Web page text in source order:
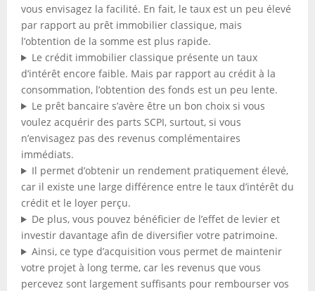
vous envisagez la facilité. En fait, le taux est un peu élevé
par rapport au prêt immobilier classique, mais
l’obtention de la somme est plus rapide.
Le crédit immobilier classique présente un taux
d’intérêt encore faible. Mais par rapport au crédit à la
consommation, l’obtention des fonds est un peu lente.
Le prêt bancaire s’avère être un bon choix si vous
voulez acquérir des parts SCPI, surtout, si vous
n’envisagez pas des revenus complémentaires
immédiats.
Il permet d’obtenir un rendement pratiquement élevé,
car il existe une large différence entre le taux d’intérêt du
crédit et le loyer perçu.
De plus, vous pouvez bénéficier de l’effet de levier et
investir davantage afin de diversifier votre patrimoine.
Ainsi, ce type d’acquisition vous permet de maintenir
votre projet à long terme, car les revenus que vous
percevez sont largement suffisants pour rembourser vos